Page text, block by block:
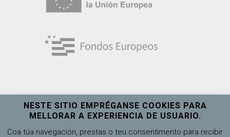
NESTE SITIO EMPRÉGANSE COOKIES PARA
MELLORAR A EXPERIENCIA DE USUARIO.
Coa túa navegación, prestas o teu consentimento para recibir